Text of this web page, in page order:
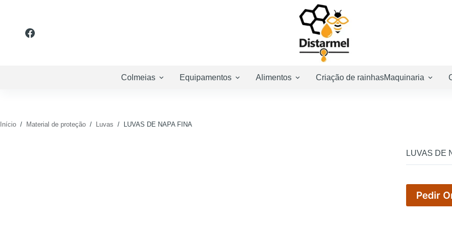
conteúdo
Colmeias Equipamentos Alimentos Criação de rainhasMaquinaria
Início / Material de proteção / Luvas / LUVAS DE NAPA FINA
LUVAS DE
Pedir